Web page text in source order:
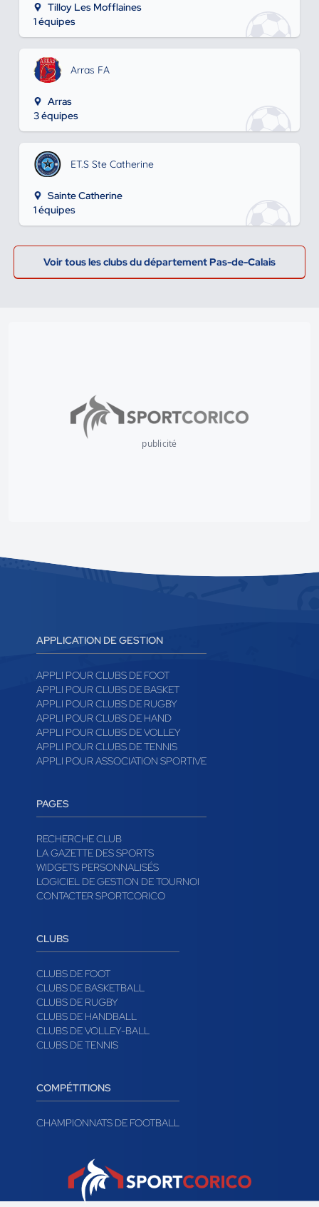
Tilloy Les Mofflaines
1 équipes
Arras FA
Arras
3 équipes
ET.S Ste Catherine
Sainte Catherine
1 équipes
Voir tous les clubs du département Pas-de-Calais
publicité
APPLICATION DE GESTION
APPLI POUR CLUBS DE FOOT
APPLI POUR CLUBS DE BASKET
APPLI POUR CLUBS DE RUGBY
APPLI POUR CLUBS DE HAND
APPLI POUR CLUBS DE VOLLEY
APPLI POUR CLUBS DE TENNIS
APPLI POUR ASSOCIATION SPORTIVE
PAGES
RECHERCHE CLUB
LA GAZETTE DES SPORTS
WIDGETS PERSONNALISÉS
LOGICIEL DE GESTION DE TOURNOI
CONTACTER SPORTCORICO
CLUBS
CLUBS DE FOOT
CLUBS DE BASKETBALL
CLUBS DE RUGBY
CLUBS DE HANDBALL
CLUBS DE VOLLEY-BALL
CLUBS DE TENNIS
COMPÉTITIONS
CHAMPIONNATS DE FOOTBALL